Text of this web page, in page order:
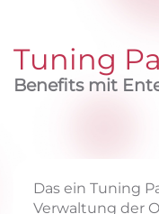
Tuning
Benefits mit
Das ein Tuning
Verwaltung der